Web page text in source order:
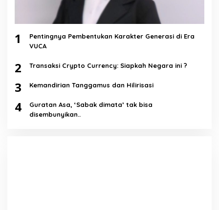
1
Pentingnya Pembentukan Karakter Generasi di Era
VUCA
2 Transaksi Crypto Currency: Siapkah Negara ini ?
3 Kemandirian Tanggamus dan Hilirisasi
4
Guratan Asa, ‘Sabak dimata’ tak bisa
disembunyikan..